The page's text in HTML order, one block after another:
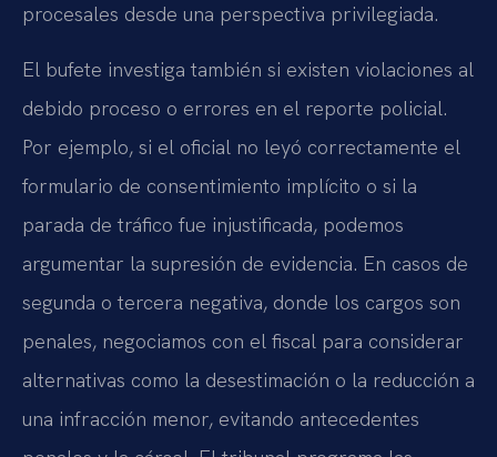
procesales desde una perspectiva privilegiada.
El bufete investiga también si existen violaciones al
debido proceso o errores en el reporte policial.
Por ejemplo, si el oficial no leyó correctamente el
formulario de consentimiento implícito o si la
parada de tráfico fue injustificada, podemos
argumentar la supresión de evidencia. En casos de
segunda o tercera negativa, donde los cargos son
penales, negociamos con el fiscal para considerar
alternativas como la desestimación o la reducción a
una infracción menor, evitando antecedentes